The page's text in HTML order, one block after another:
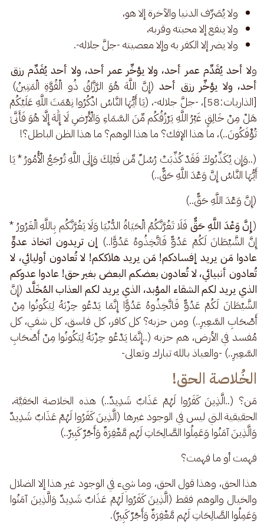
ولا يُصَرِّف الدنيا والآخرة إلا هو،
ولا ينفع إلا محبته وقربه،
ولا يضر إلا الكفر به وإلا معصيته -جلَّ جلاله-.
ولا أحد يُقَدِّم عمر أحد، ولا يؤخِّر عمر أحد، ولا أحد يُقَدِّم رزق
أحد، ولا يؤخِّر رزق أحد (إِنَّ اللَّهَ هُوَ الرَّزَّاقُ ذُو الْقُوَّةِ الْمَتِينُ)
[الذاريات:58]، -جلَّ جلاله-، (يَا أَيُّهَا النَّاسُ اذْكُرُوا نِعْمَتَ اللَّهِ عَلَيْكُمْ
هَلْ مِنْ خَالِقٍ غَيْرُ اللَّهِ يَرْزُقُكُم مِّنَ السَّمَاءِ وَالْأَرْضِ لَا إِلَٰهَ إِلَّا هُوَ فَأَنَّىٰ
تُؤْفَكُونَ..)، ما هذا الإفك؟ ما هذا الوهم؟ ما هذا الظن الباطل؟!
(..وَإِن يُكَذِّبُوكَ فَقَدْ كُذِّبَتْ رُسُلٌ مِّن قَبْلِكَ وَإِلَى اللَّهِ تُرْجَعُ الْأُمُورُ * يَا
أَيُّهَا النَّاسُ إِنَّ وَعْدَ اللَّهِ حَقٌّ..)
(إِنَّ وَعْدَ اللَّهِ حَقٌّ..)
(إِنَّ وَعْدَ اللَّهِ حَقٌّ فَلَا تَغُرَّنَّكُمُ الْحَيَاةُ الدُّنْيَا وَلَا يَغُرَّنَّكُم بِاللَّهِ الْغَرُورُ *
إِنَّ الشَّيْطَانَ لَكُمْ عَدُوٌّ فَاتَّخِذُوهُ عَدُوًّا..) إن تريدون اتخاذ عدوٍّ
عادوا مَن يريد إفسادكم! مَن يريد هلاككم! لا تُعادون أوليائي، لا
تُعادون أنبيائي، لا تُعادون بعضكم البعض بغير حق! عادوا عدوكم
الذي يريد لكم الشقاء المؤبد، الذي يريد لكم العذاب المُخَلَّد (إِنَّ
الشَّيْطَانَ لَكُمْ عَدُوٌّ فَاتَّخِذُوهُ عَدُوًّا إِنَّمَا يَدْعُو حِزْبَهُ لِيَكُونُوا مِنْ
أَصْحَابِ السَّعِيرِ..) ومن حزبه؟ كل كافر، كل فاسق، كل شقي، كل
مُفسد في الأرض، هم حزبه (..إِنَّمَا يَدْعُو حِزْبَهُ لِيَكُونُوا مِنْ أَصْحَابِ
السَّعِيرِ..) -والعياذ بالله تبارك وتعالى-
الخُلاصة الحق!
مَن؟ (..الَّذِينَ كَفَرُوا لَهُمْ عَذَابٌ شَدِيدٌ..) هذه الخلاصة الحَقيَّة،
الحقيقية التي ليس في الوجود غيرها (الَّذِينَ كَفَرُوا لَهُمْ عَذَابٌ شَدِيدٌ
وَالَّذِينَ آمَنُوا وَعَمِلُوا الصَّالِحَاتِ لَهُم مَّغْفِرَةٌ وَأَجْرٌ كَبِيرٌ..)
فهمت أو ما فهمت؟
هذا الحق، وهذا قول الحق، وما شيء في الوجود غير هذا إلا الضلال
والخيال والوهم فقط (الَّذِينَ كَفَرُوا لَهُمْ عَذَابٌ شَدِيدٌ وَالَّذِينَ آمَنُوا
وَعَمِلُوا الصَّالِحَاتِ لَهُم مَّغْفِرَةٌ وَأَجْرٌ كَبِيرٌ).